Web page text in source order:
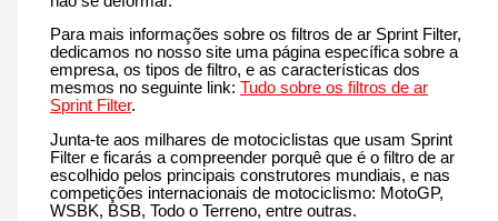
Para mais informações sobre os filtros de ar Sprint Filter,
dedicamos no nosso site uma página específica sobre a
empresa, os tipos de filtro, e as características dos
mesmos no seguinte link:Tudo sobre os filtros de ar
Sprint Filter.
Junta-te aos milhares de motociclistas que usam Sprint
Filter e ficarás a compreender porquê que é o filtro de ar
escolhido pelos principais construtores mundiais, e nas
competições internacionais de motociclismo: MotoGP,
WSBK, BSB, Todo o Terreno, entre outras.